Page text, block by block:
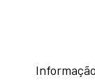
Cover